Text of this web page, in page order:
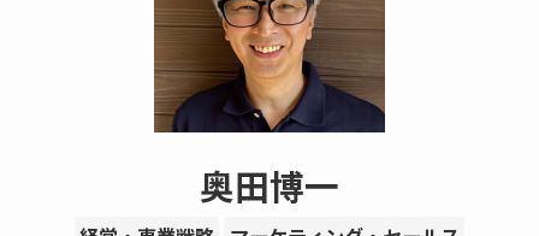
奥田博一